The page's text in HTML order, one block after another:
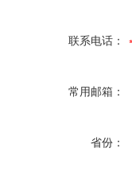
联系电话：
常用邮箱：
省份：